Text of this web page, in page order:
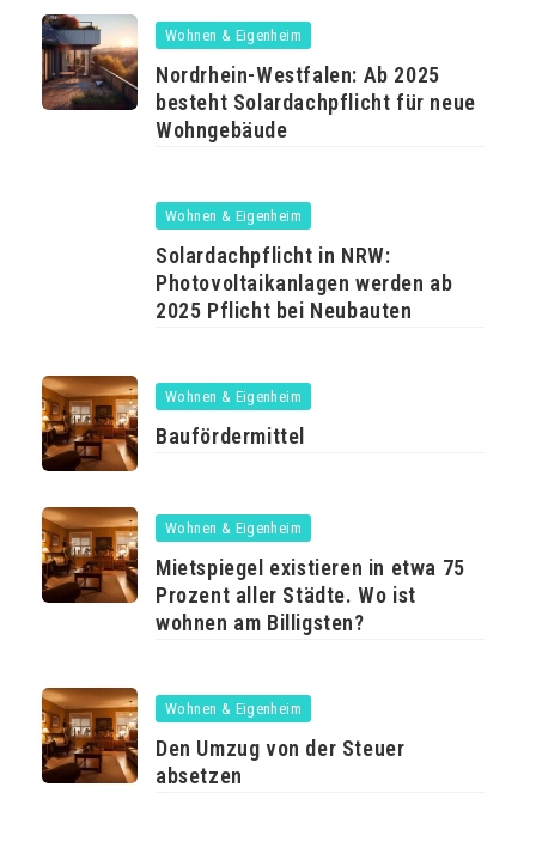
Wohnen & Eigenheim
Nordrhein-Westfalen: Ab 2025
besteht Solardachpflicht für neue
Wohngebäude
Wohnen & Eigenheim
Solardachpflicht in NRW:
Photovoltaikanlagen werden ab
2025 Pflicht bei Neubauten
Wohnen & Eigenheim
Baufördermittel
Wohnen & Eigenheim
Mietspiegel existieren in etwa 75
Prozent aller Städte. Wo ist
wohnen am Billigsten?
Wohnen & Eigenheim
Den Umzug von der Steuer
absetzen